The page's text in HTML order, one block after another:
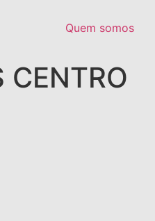
Quem somos
CENTRO